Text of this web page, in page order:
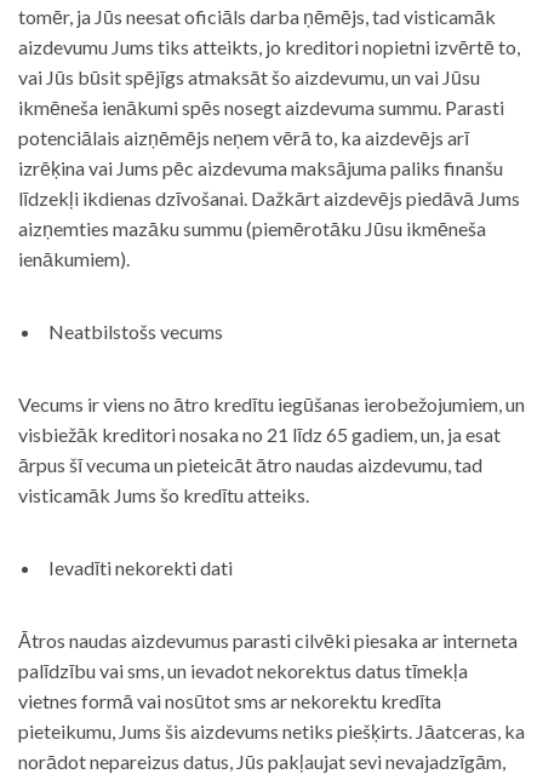
tomēr, ja Jūs neesat oficiāls darba ņēmējs, tad visticamāk
aizdevumu Jums tiks atteikts, jo kreditori nopietni izvērtē to,
vai Jūs būsit spējīgs atmaksāt šo aizdevumu, un vai Jūsu
ikmēneša ienākumi spēs nosegt aizdevuma summu. Parasti
potenciālais aizņēmējs neņem vērā to, ka aizdevējs arī
izrēķina vai Jums pēc aizdevuma maksājuma paliks finanšu
līdzekļi ikdienas dzīvošanai. Dažkārt aizdevējs piedāvā Jums
aizņemties mazāku summu (piemērotāku Jūsu ikmēneša
ienākumiem).
Neatbilstošs vecums
Vecums ir viens no ātro kredītu iegūšanas ierobežojumiem, un
visbiežāk kreditori nosaka no 21 līdz 65 gadiem, un, ja esat
ārpus šī vecuma un pieteicāt ātro naudas aizdevumu, tad
visticamāk Jums šo kredītu atteiks.
Ievadīti nekorekti dati
Ātros naudas aizdevumus parasti cilvēki piesaka ar interneta
palīdzību vai sms, un ievadot nekorektus datus tīmekļa
vietnes formā vai nosūtot sms ar nekorektu kredīta
pieteikumu, Jums šis aizdevums netiks piešķirts. Jāatceras, ka
norādot nepareizus datus, Jūs pakļaujat sevi nevajadzīgām,